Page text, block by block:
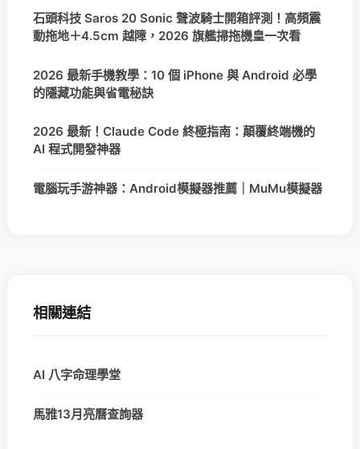
石頭科技 Saros 20 Sonic 聲波騎士開箱評測！高頻震
動拖地＋4.5cm 越障，2026 旗艦掃拖機皇一次看
2026 最新手機教學：10 個 iPhone 與 Android 必學
的隱藏功能與省電秘訣
2026 最新！Claude Code 終極指南：顛覆終端機的
AI 程式開發神器
電腦玩手游神器：Android模擬器推薦｜MuMu模擬器
相關連結
AI 八字命理學堂
馬雅13月亮曆查詢器